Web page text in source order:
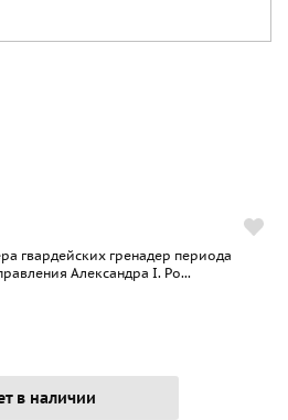
гвардейских гренадер периода
Александра I. Ро...
в наличии